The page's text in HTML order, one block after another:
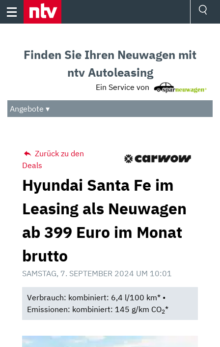
Skip
Audio
Das Beste
Finden Sie Ihren Neuwagen mit
ntv Autoleasing
Ein Service von
Angebote ▾
Zurück zu den
Deals
Hyundai Santa Fe im
Leasing als Neuwagen
ab 399 Euro im Monat
brutto
SAMSTAG, 7. SEPTEMBER 2024 UM 10:01
Verbrauch: kombiniert: 6,4 l/100 km* •
Emissionen: kombiniert: 145 g/km CO2*